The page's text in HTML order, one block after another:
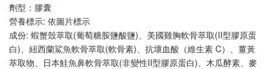
劑型：膠囊
營養標示: 依圖片標示
成份: 蝦蟹殼萃取(葡萄糖胺鹽酸鹽)、美國雞胸軟骨萃取(II型膠原蛋
白)、紐西蘭鯊魚軟骨萃取(軟骨素)、抗壞血酸（維生素 C）、薑黃
萃取物、日本鮭魚鼻軟骨萃取(非變性II型膠原蛋白)、木瓜酵素、麥